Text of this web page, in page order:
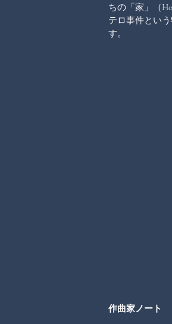
ちの「家」（
テロ事件とい
す。
作曲家ノート